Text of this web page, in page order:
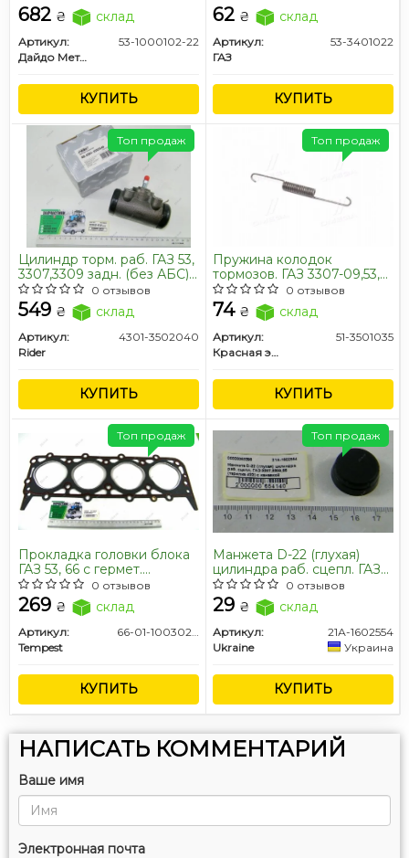
682 ₴ склад
Артикул:
53-1000102-22
Дайдо Металл Русь
КУПИТЬ
62 ₴ склад
Артикул:
53-3401022
ГАЗ
КУПИТЬ
Цилиндр торм. раб. ГАЗ 53,
3307,3309 задн. (без АБС)
(RIDER)
0 отзывов
549 ₴ склад
Артикул:
4301-3502040
Rider
КУПИТЬ
Топ продаж
Пружина колодок
тормозов. ГАЗ 3307-09,53,
ПАЗ пер. / задн. (d18мм) (1
шт.) (покупн. ГАЗ)
0 отзывов
74 ₴ склад
Артикул:
51-3501035
Красная этна
КУПИТЬ
Топ продаж
Прокладка головки блока
ГАЗ 53, 66 с гермет.
(TEMPEST) 0 отзывов
269 ₴ склад
Артикул:
Tempest
КУПИТЬ
Топ продаж
Манжета D-22 (глухая)
цилиндра раб. сцепл. ГАЗ
3307,3308,66 (тарелка d22)
с канавкой (покупн. ГАЗ)
0 отзывов
29 ₴ склад
Артикул:
21А-1602554
Ukraine
Украина
КУПИТЬ
Топ продаж
НАПИСАТЬ КОММЕНТАРИЙ
Ваше имя
Электронная почта